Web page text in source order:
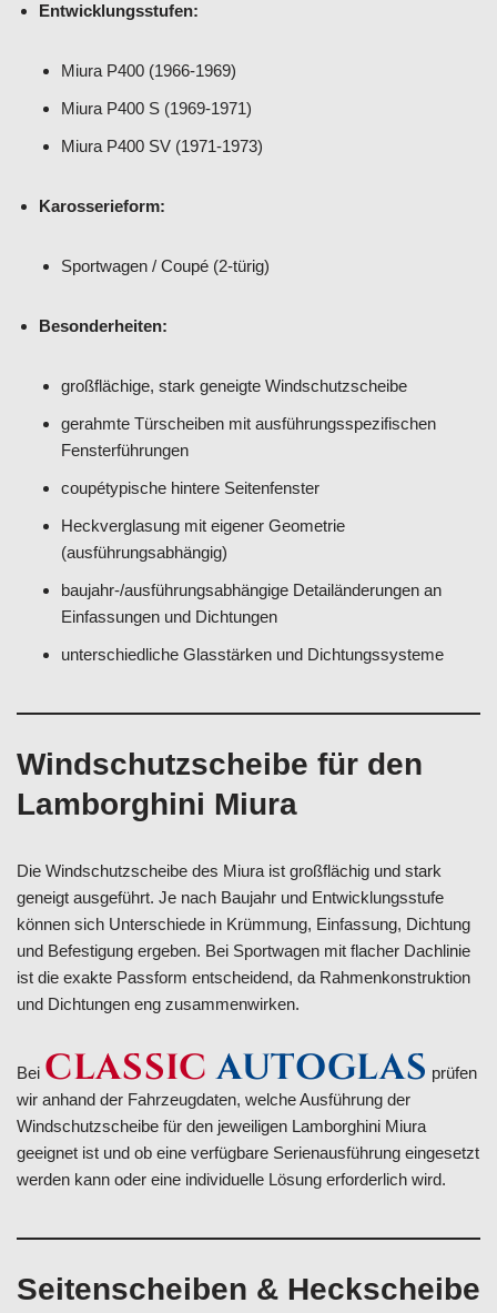
Entwicklungsstufen:
Miura P400 (1966-1969)
Miura P400 S (1969-1971)
Miura P400 SV (1971-1973)
Karosserieform:
Sportwagen / Coupé (2-türig)
Besonderheiten:
großflächige, stark geneigte Windschutzscheibe
gerahmte Türscheiben mit ausführungsspezifischen
Fensterführungen
coupétypische hintere Seitenfenster
Heckverglasung mit eigener Geometrie
(ausführungsabhängig)
baujahr-/ausführungsabhängige Detailänderungen an
Einfassungen und Dichtungen
unterschiedliche Glasstärken und Dichtungssysteme
Windschutzscheibe für den
Lamborghini Miura
Die Windschutzscheibe des Miura ist großflächig und stark
geneigt ausgeführt. Je nach Baujahr und Entwicklungsstufe
können sich Unterschiede in Krümmung, Einfassung, Dichtung
und Befestigung ergeben. Bei Sportwagen mit flacher Dachlinie
ist die exakte Passform entscheidend, da Rahmenkonstruktion
und Dichtungen eng zusammenwirken.
Bei CLASSIC AUTOGLAS prüfen
wir anhand der Fahrzeugdaten, welche Ausführung der
Windschutzscheibe für den jeweiligen Lamborghini Miura
geeignet ist und ob eine verfügbare Serienausführung eingesetzt
werden kann oder eine individuelle Lösung erforderlich wird.
Seitenscheiben & Heckscheibe